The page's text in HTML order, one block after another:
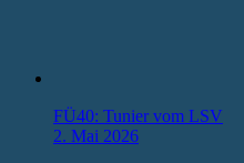
FÜ40: Tunier vom LSV
2. Mai 2026